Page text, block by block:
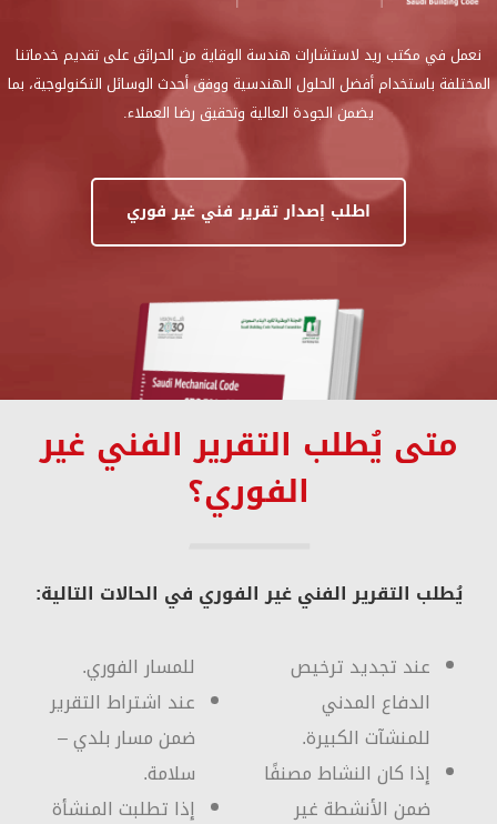
نعمل في مكتب ريد لاستشارات هندسة الوقاية من الحرائق على تقديم خدماتنا
المختلفة باستخدام أفضل الحلول الهندسية ووفق أحدث الوسائل التكنولوجية، بما
يضمن الجودة العالية وتحقيق رضا العملاء.
اطلب إصدار تقرير فني غير فوري
متى يُطلب التقرير الفني غير
الفوري؟
يُطلب التقرير الفني غير الفوري في الحالات التالية:
عند تجديد ترخيص
الدفاع المدني
للمنشآت الكبيرة.
إذا كان النشاط مصنفًا
ضمن الأنشطة غير
للمسار الفوري.
عند اشتراط التقرير
ضمن مسار بلدي –
سلامة.
إذا تطلبت المنشأة